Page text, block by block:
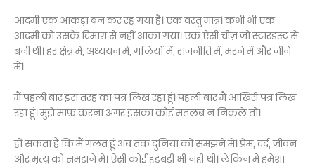
आदमी एक आंकड़ा बन कर रह गया है। एक वस्तु मात्र। कभी भी एक
आदमी को उसके दिमाग़ से नहीं आंका गया। एक ऐसी चीज़ जो स्टारडस्ट से
बनी थी। हर क्षेत्र में, अध्ययन में, गलियों में, राजनीति में, मरने में और जीने
में।
मैं पहली बार इस तरह का पत्र लिख रहा हूं। पहली बार मैं आख़िरी पत्र लिख
रहा हूं। मुझे माफ़ करना अगर इसका कोई मतलब न निकले तो।
हो सकता है कि मैं ग़लत हूं अब तक दुनिया को समझने में। प्रेम, दर्द, जीवन
और मृत्यु को समझने में। ऐसी कोई हड़बड़ी भी नहीं थी। लेकिन मैं हमेशा